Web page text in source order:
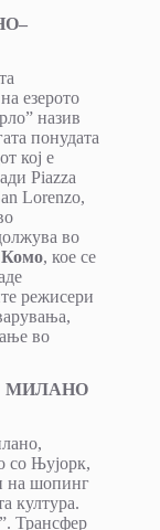
езерото
назив
понудата
кој е
Piazza
Lorenzo,
во
Комо, кое се
режисери
во
со Њујорк,
на шопинг
култура.
Трансфер